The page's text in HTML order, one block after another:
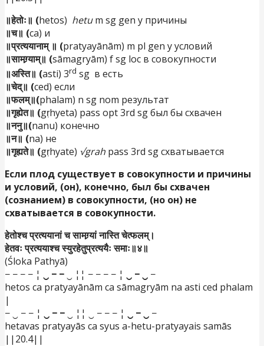
॥हेतोः॥ (hetos) hetum sg gen у причины
॥च॥ (ca) и
॥प्रत्ययानाम् ॥ (pratyayānām) m pl gen у условий
॥सामग्र्याम्॥ (sāmagryām) f sg loc в совокупности
॥अस्ति॥ (asti) 3rd sg в есть
॥चेद्॥ (ced) если
॥फलम्॥(phalam) n sg nom результат
॥गृह्येत॥ (gṛhyeta) pass opt 3rd sg был бы схвачен
॥ननु॥(nanu) конечно
॥न॥ (na) не
॥गृह्यते॥ (gṛhyate) √grah pass 3rd sg схватывается
Если плод существует в совокупности и причины
и условий, (он), конечно, был бы схвачен
(сознанием) в совокупности, (но он) не
схватывается в совокупности.
हेतोश्च प्रत्ययानां च सामग्र्यां नास्ति चेत्फलम्।
हेतवः प्रत्ययाश्च स्युरहेतुप्रत्ययैः समाः॥४॥
(Śloka Pathyā)
− − − − ¦ ‿ − − ‿ ¦¦ − − − − ¦ ‿ − ‿ −
hetos ca pratyayānām ca sāmagryām na asti ced phalam
|
− ‿ − − ¦ ‿ − − ‿ ¦¦ ‿ − − − ¦ ‿ − ‿ −
hetavas pratyayās ca syus a-hetu-pratyayais samās
||20.4||